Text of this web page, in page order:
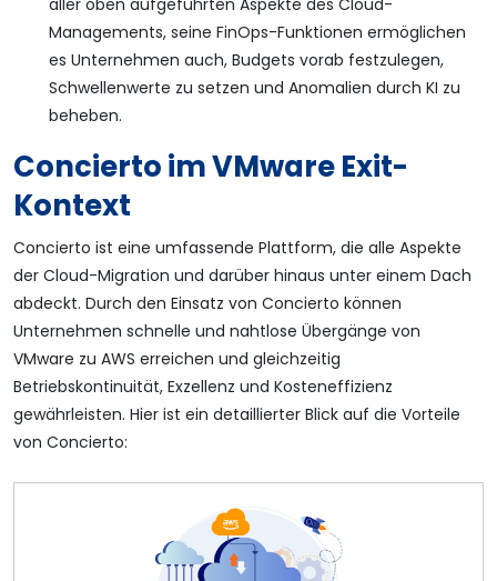
aller oben aufgeführten Aspekte des Cloud-
Managements, seine FinOps-Funktionen ermöglichen
es Unternehmen auch, Budgets vorab festzulegen,
Schwellenwerte zu setzen und Anomalien durch KI zu
beheben.
Concierto im VMware Exit-
Kontext
Concierto ist eine umfassende Plattform, die alle Aspekte
der Cloud-Migration und darüber hinaus unter einem Dach
abdeckt. Durch den Einsatz von Concierto können
Unternehmen schnelle und nahtlose Übergänge von
VMware zu AWS erreichen und gleichzeitig
Betriebskontinuität, Exzellenz und Kosteneffizienz
gewährleisten. Hier ist ein detaillierter Blick auf die Vorteile
von Concierto: